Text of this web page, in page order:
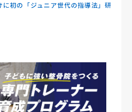
初の「ジュニア世代の指導法」研